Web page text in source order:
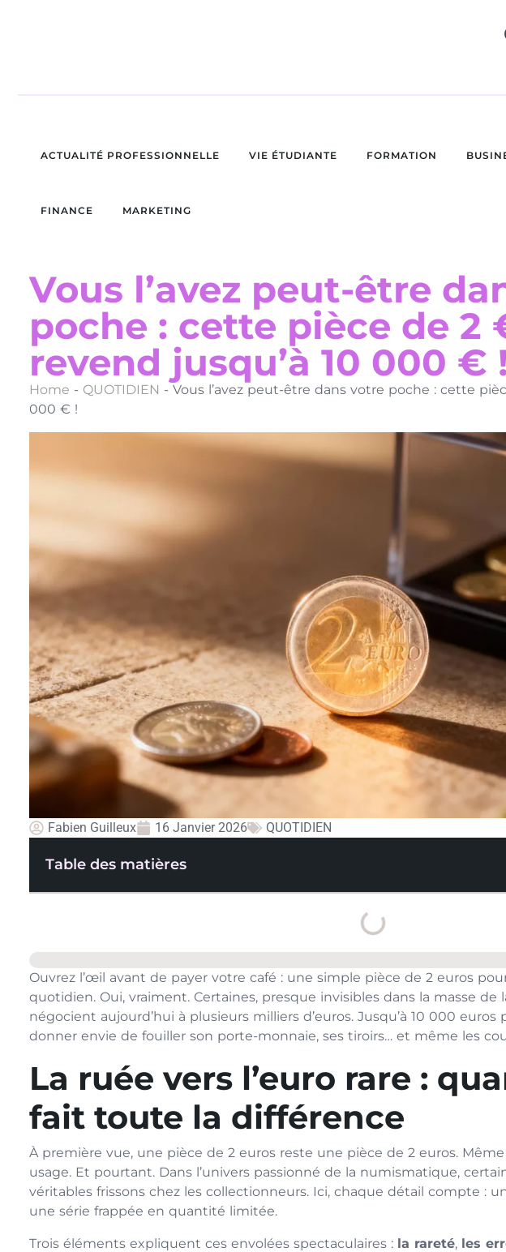
ACTUALITÉ PROFESSIONNELLE VIE ÉTUDIANTE FORMATION
FINANCE MARKETING
Vous l’avez peut-être
poche : cette pièce de 2
revend jusqu’à 10 000 € !
Home - QUOTIDIEN -Vous l’avez peut-être dans votre poche : cette
000 € !
Fabien Guilleux 16 Janvier 2026 QUOTIDIEN
Table des matières
Ouvrez l’œil avant de payer votre café : une simple pièce de 2 euros
quotidien. Oui, vraiment. Certaines, presque invisibles dans la masse de
négocient aujourd’hui à plusieurs milliers d’euros. Jusqu’à 10 000 euros
donner envie de fouiller son porte-monnaie, ses tiroirs… et même les
La ruée vers l’euro rare :
fait toute la différence
À première vue, une pièce de 2 euros reste une pièce de 2 euros.
usage. Et pourtant. Dans l’univers passionné de la numismatique,
véritables frissons chez les collectionneurs. Ici, chaque détail compte :
une série frappée en quantité limitée.
Trois éléments expliquent ces envolées spectaculaires : la rareté, les